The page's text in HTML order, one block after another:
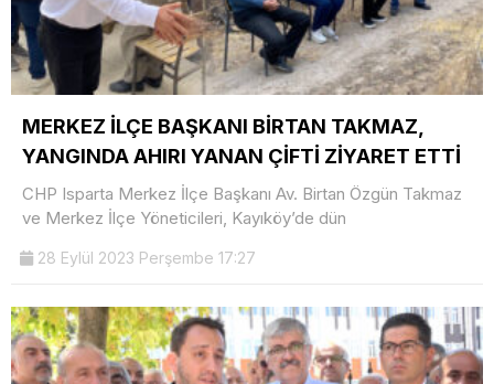
MERKEZ İLÇE BAŞKANI BİRTAN TAKMAZ,
YANGINDA AHIRI YANAN ÇİFTİ ZİYARET ETTİ
CHP Isparta Merkez İlçe Başkanı Av. Birtan Özgün Takmaz
ve Merkez İlçe Yöneticileri, Kayıköy’de dün
28 Eylül 2023 Perşembe 17:27